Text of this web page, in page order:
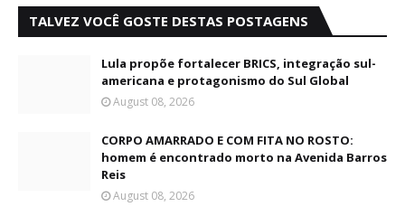
TALVEZ VOCÊ GOSTE DESTAS POSTAGENS
Lula propõe fortalecer BRICS, integração sul-
americana e protagonismo do Sul Global
August 08, 2026
CORPO AMARRADO E COM FITA NO ROSTO:
homem é encontrado morto na Avenida Barros
Reis
August 08, 2026